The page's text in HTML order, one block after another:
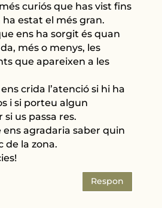
curiós que has vist fins
estat el més gran.
ens ha sorgit és quan
més o menys, les
que apareixen a les
crida l’atenció si hi ha
i si porteu algun
us passa res.
agradaria saber quin
de la zona.
Respon